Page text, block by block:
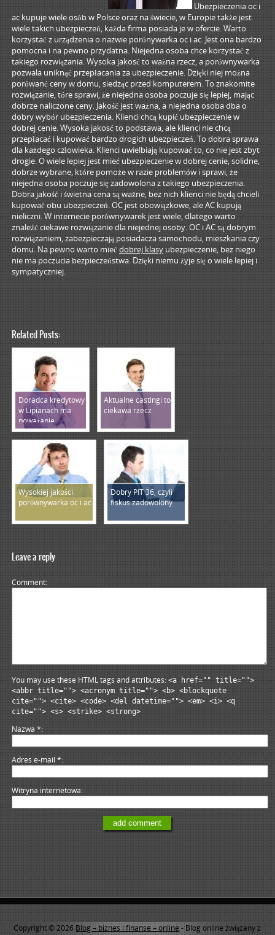
Ubezpieczenia oc i
ac kupuje wiele osób w Polsce oraz na świecie, w Europie także jest
wiele takich ubezpieczeń, każda firma posiada je w ofercie. Warto
korzystać z urządzenia o nazwie porónywarka oc i ac. Jest ona bardzo
pomocna i na pewno przydatna. Niejedna osoba chce korzystać z
takiego rozwiązania. Wysoka jakosć to ważna rzecz, a porównywarka
pozwala uniknąć przepłacania za ubezpieczenie. Dzięki niej można
porówanć ceny w domu, siedząc przed komputerem. To znakomite
rozwiązanie, tóre sprawi, że niejedna osoba poczuje się lepiej, mając
dobrze naliczone ceny. Jakość jest ważna, a niejedna osoba dba o
dobry wybór ubezpieczenia. Klienci chcą kupić ubezpieczenie w
dobrej cenie. Wysoka jakosć to podstawa, ale klienci nie chcą
przepłacać i kupować bardzo drogich ubezpieczeń. To dobra sprawa
dla każdego człowieka. Klienci uwielbiają kupować to, co nie jest zbyt
drogie. O wiele lepiej jest mieć ubezpieczenie w dobrej cenie, solidne,
dobrze wybrane, które pomoże w razie problemów i sprawi, że
niejedna osoba poczuje się zadowolona z takiego ubezpieczenia.
Dobra jakość i świetna cena są ważne, bez nich klienci nie będą chcieli
kupować obu ubezpieczeń. OC jest obowiązkowe, ale AC kupują
nieliczni. W internecie porównywarek jest wiele, dlatego warto
znaleźć ciekawe rozwiązanie dla niejednej osoby. OC i AC są dobrym
rozwiązaniem, zabezpieczają posiadacza samochodu, mieszkania czy
domu. Na pewno warto miećdobrej klasyubezpieczenie, bez niego
nie ma poczucia bezpieczeństwa. Dzięki niemu żyje się o wiele lepiej i
sympatyczniej.
Related Posts:
Doradca kredytowy
w Lipianach ma
poważanie
Aktualne castingi to
ciekawa rzecz
Wysokiej jakości
porównywarka oc i ac
Dobry PIT 36, czyli
fiskus zadowolony
Leave a reply
Comment
You may use these HTML tags and attributes:<a href="" title="">
<abbr title=""> <acronym title=""> <b> <blockquote
cite=""> <cite> <code> <del datetime=""> <em> <i> <q
cite=""> <s> <strike> <strong>
Nazwa*
Adres e-mail*
Witryna internetowa
Copyright © 2026Blog – biznes i finanse – online- Blog online związany z